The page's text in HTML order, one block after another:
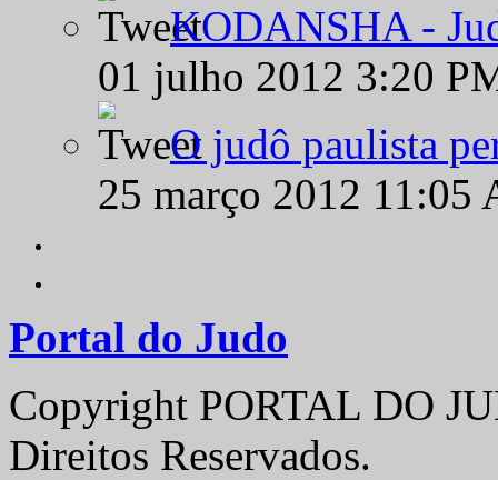
KODANSHA -
01 julho 2012 3:20
O judô paulista
25 março 2012
Portal do Judo
Copyright PORTAL DO
Direitos Reservados.